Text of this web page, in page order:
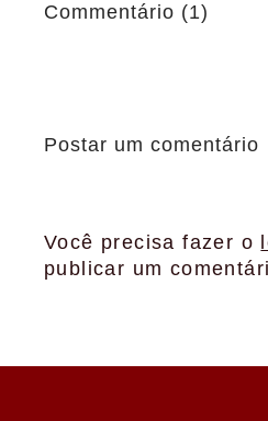
Commentário (1)
Postar um comentário
Você precisa fazer o
publicar um